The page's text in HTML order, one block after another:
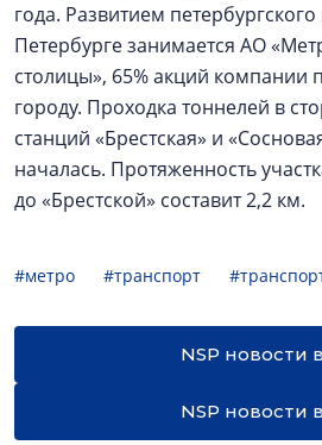
года. Развитием
Петербурге занимается АО
столицы», 65% акций компании
городу. Проходка тоннелей в
станций «Брестская» и
началась. Протяженность
до «Брестской» составит 2,2 км.
#метро #транспорт
NSP новости в
NSP новости в